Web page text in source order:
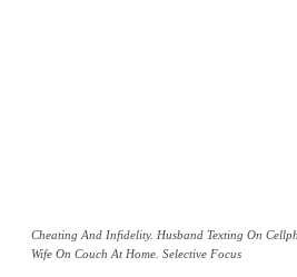
Cheating And Infidelity. Husband Texting On
Wife On Couch At Home. Selective Focus